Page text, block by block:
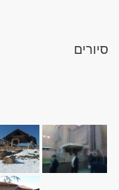
סיורים